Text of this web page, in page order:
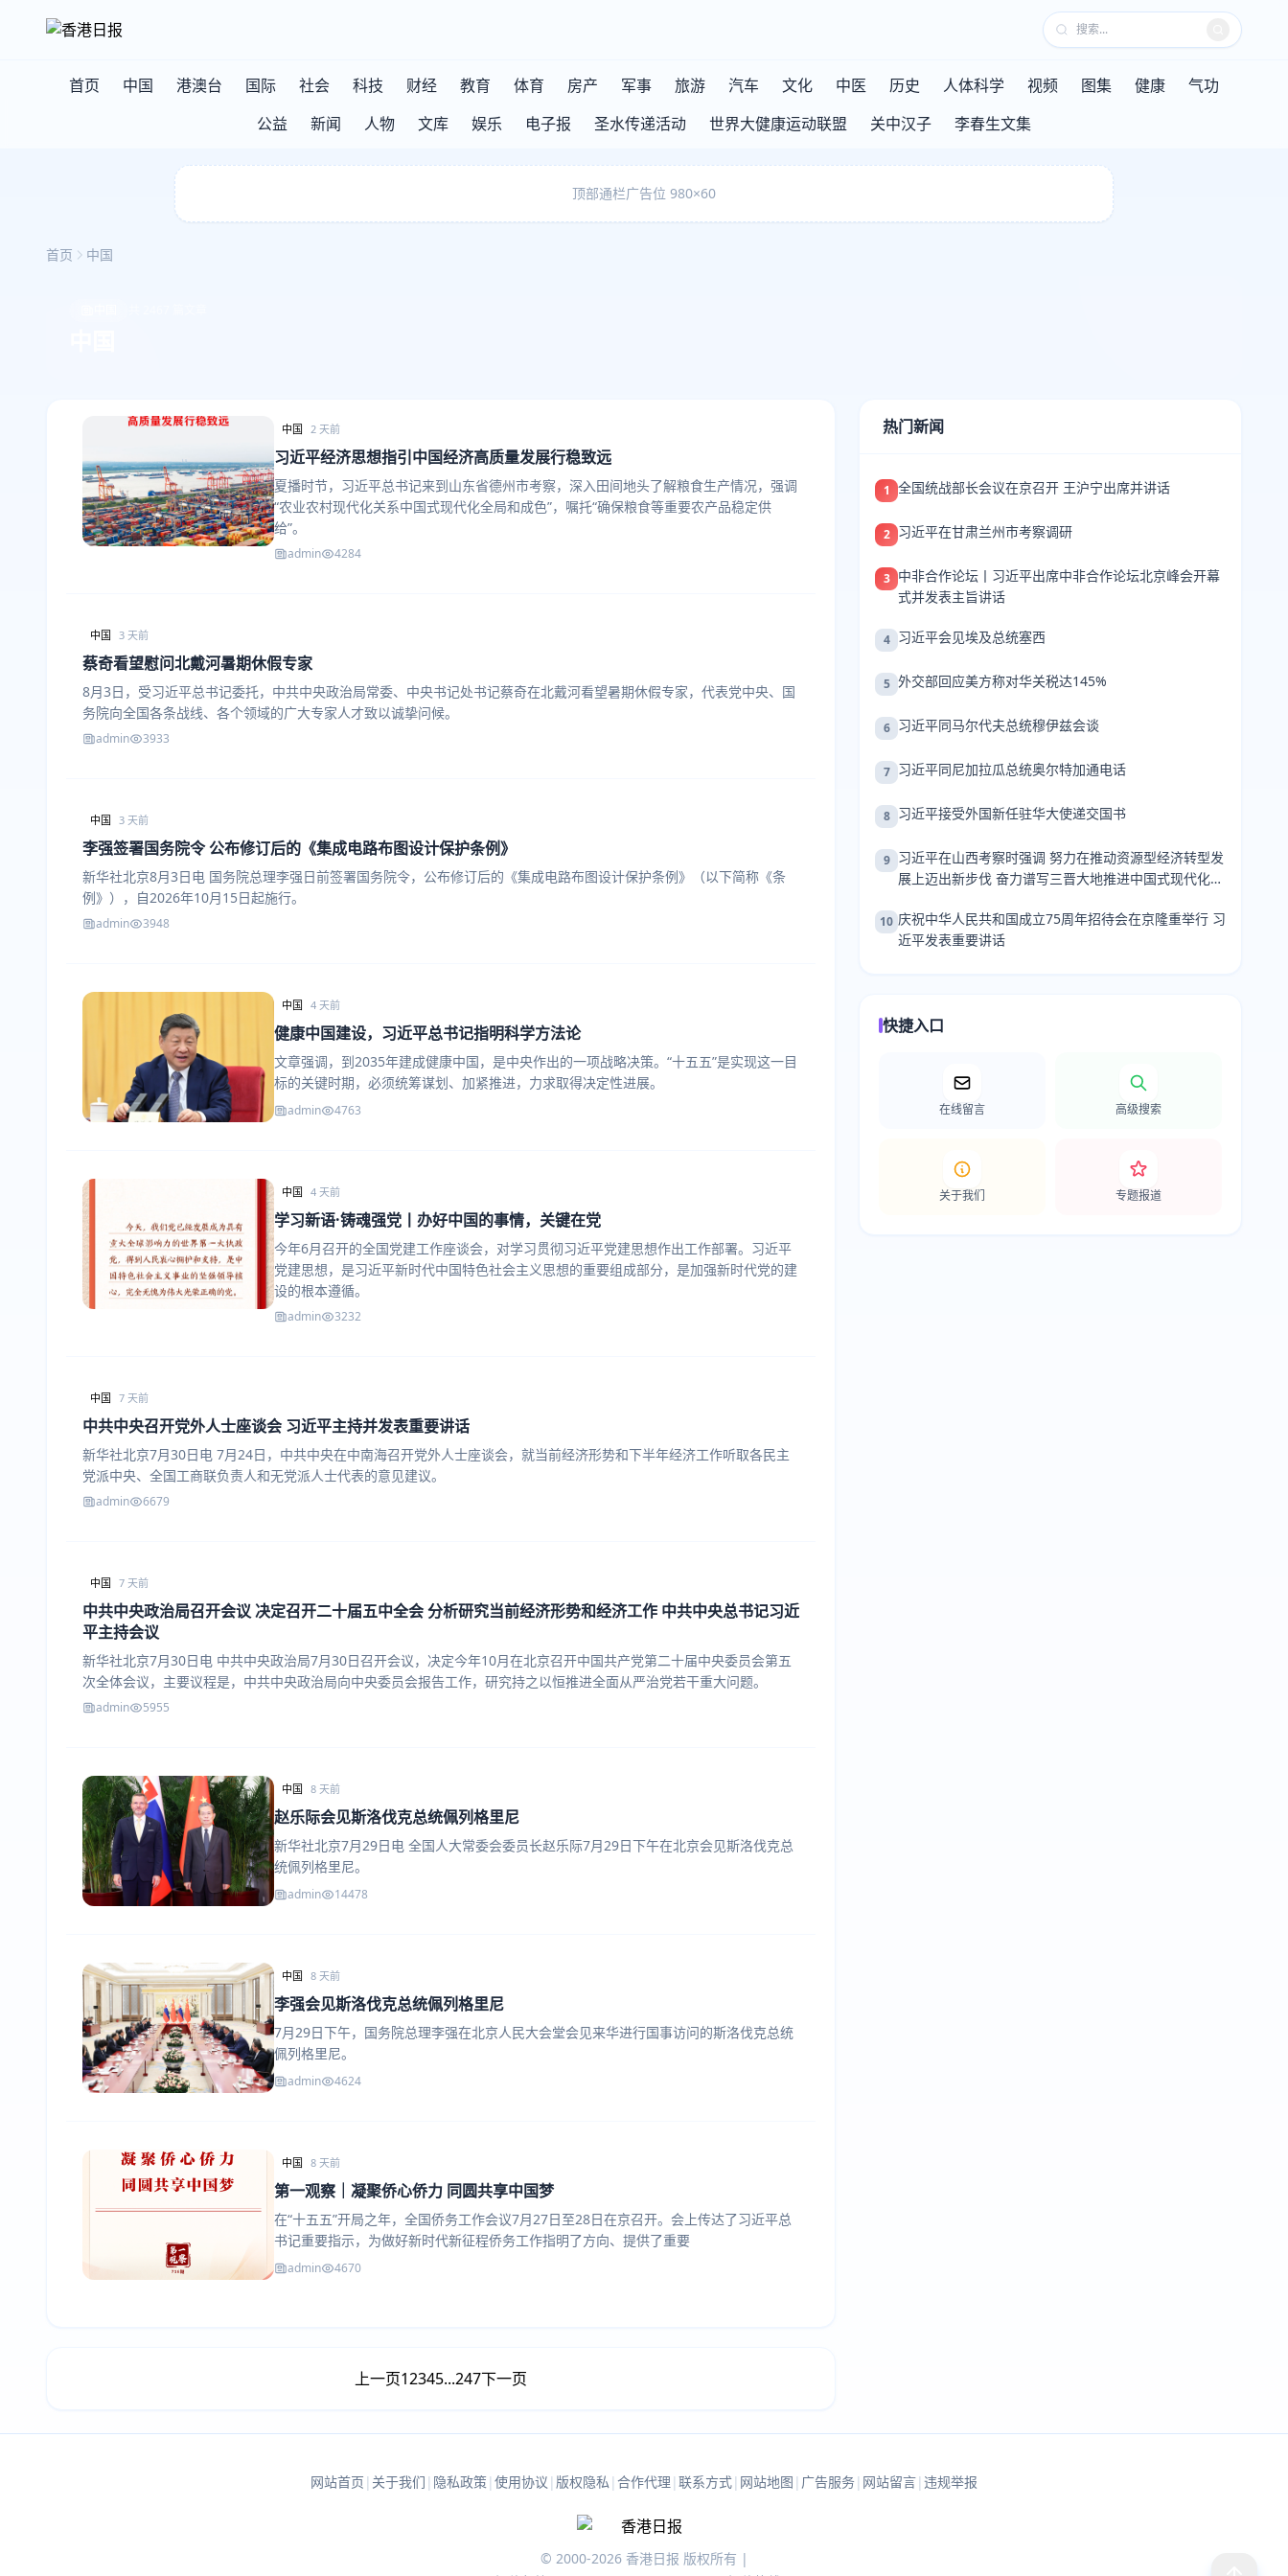
首页 中国 港澳台 国际 社会 科技 财经 教育 体育 房产 军事 旅游 汽车 文化 中医 历史 人体科学 视频 图集 健康
气功
公益
新闻 人物 文库 娱乐 电子报 圣水传递活动 世界大健康运动联盟 关中汉子 李春生文集
顶部通栏广告位 980×60
首页 中国
中国 2 天前
习近平经济思想指引中国经济高质量发展行稳致远
夏播时节，习近平总书记来到山东省德州市考察，深入田间地头了解粮食生产情况，强调
“农业农村现代化关系中国式现代化全局和成色”，嘱托“确保粮食等重要农产品稳定供
给”。
admin 4284
中国 3 天前
蔡奇看望慰问北戴河暑期休假专家
8月3日，受习近平总书记委托，中共中央政治局常委、中央书记处书记蔡奇在北戴河看望暑期休假专家，代表党中央、国
务院向全国各条战线、各个领域的广大专家人才致以诚挚问候。
admin 3933
中国 3 天前
李强签署国务院令 公布修订后的《集成电路布图设计保护条例》
新华社北京8月3日电 国务院总理李强日前签署国务院令，公布修订后的《集成电路布图设计保护条例》（以下简称《条
例》），自2026年10月15日起施行。
admin 3948
中国 4 天前
健康中国建设，习近平总书记指明科学方法论
文章强调，到2035年建成健康中国，是中央作出的一项战略决策。“十五五”是实现这一目
标的关键时期，必须统筹谋划、加紧推进，力求取得决定性进展。
admin 4763
中国 4 天前
学习新语·铸魂强党丨办好中国的事情，关键在党
今年6月召开的全国党建工作座谈会，对学习贯彻习近平党建思想作出工作部署。习近平
党建思想，是习近平新时代中国特色社会主义思想的重要组成部分，是加强新时代党的建
设的根本遵循。
admin 3232
中国 7 天前
中共中央召开党外人士座谈会 习近平主持并发表重要讲话
新华社北京7月30日电 7月24日，中共中央在中南海召开党外人士座谈会，就当前经济形势和下半年经济工作听取各民主
党派中央、全国工商联负责人和无党派人士代表的意见建议。
admin 6679
中国 7 天前
中共中央政治局召开会议 决定召开二十届五中全会 分析研究当前经济形势和经济工作 中共中央总书记习近
平主持会议
新华社北京7月30日电 中共中央政治局7月30日召开会议，决定今年10月在北京召开中国共产党第二十届中央委员会第五
次全体会议，主要议程是，中共中央政治局向中央委员会报告工作，研究持之以恒推进全面从严治党若干重大问题。
admin 5955
中国 8 天前
赵乐际会见斯洛伐克总统佩列格里尼
新华社北京7月29日电 全国人大常委会委员长赵乐际7月29日下午在北京会见斯洛伐克总
统佩列格里尼。
admin 14478
中国 8 天前
李强会见斯洛伐克总统佩列格里尼
7月29日下午，国务院总理李强在北京人民大会堂会见来华进行国事访问的斯洛伐克总统
佩列格里尼。
admin 4624
中国 8 天前
第一观察｜凝聚侨心侨力 同圆共享中国梦
在“十五五”开局之年，全国侨务工作会议7月27日至28日在京召开。会上传达了习近平总
书记重要指示，为做好新时代新征程侨务工作指明了方向、提供了重要
admin 4670
上一页12345...247下一页
热门新闻
1 全国统战部长会议在京召开 王沪宁出席并讲话
2 习近平在甘肃兰州市考察调研
3 中非合作论坛丨习近平出席中非合作论坛北京峰会开幕
式并发表主旨讲话
4 习近平会见埃及总统塞西
5 外交部回应美方称对华关税达145%
6 习近平同马尔代夫总统穆伊兹会谈
7 习近平同尼加拉瓜总统奥尔特加通电话
8 习近平接受外国新任驻华大使递交国书
9 习近平在山西考察时强调 努力在推动资源型经济转型发
展上迈出新步伐 奋力谱写三晋大地推进中国式现代化新
10 庆祝中华人民共和国成立75周年招待会在京隆重举行 习
近平发表重要讲话
快捷入口
在线留言 高级搜索
关于我们 专题报道
网站首页 | 关于我们 | 隐私政策| 使用协议 | 版权隐私 | 合作代理 | 联系方式| 网站地图 | 广告服务| 网站留言| 违规举报
© 2000-2026 香港日报 版权所有 |